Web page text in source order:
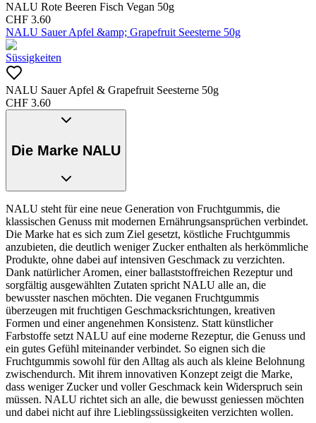
NALU Rote Beeren Fisch Vegan 50g
CHF 3.60
NALU Sauer Apfel &amp; Grapefruit Seesterne 50g
Süssigkeiten
NALU Sauer Apfel & Grapefruit Seesterne 50g
CHF 3.60
Die Marke NALU
NALU steht für eine neue Generation von Fruchtgummis, die
klassischen Genuss mit modernen Ernährungsansprüchen verbindet.
Die Marke hat es sich zum Ziel gesetzt, köstliche Fruchtgummis
anzubieten, die deutlich weniger Zucker enthalten als herkömmliche
Produkte, ohne dabei auf intensiven Geschmack zu verzichten.
Dank natürlicher Aromen, einer ballaststoffreichen Rezeptur und
sorgfältig ausgewählten Zutaten spricht NALU alle an, die
bewusster naschen möchten. Die veganen Fruchtgummis
überzeugen mit fruchtigen Geschmacksrichtungen, kreativen
Formen und einer angenehmen Konsistenz. Statt künstlicher
Farbstoffe setzt NALU auf eine moderne Rezeptur, die Genuss und
ein gutes Gefühl miteinander verbindet. So eignen sich die
Fruchtgummis sowohl für den Alltag als auch als kleine Belohnung
zwischendurch. Mit ihrem innovativen Konzept zeigt die Marke,
dass weniger Zucker und voller Geschmack kein Widerspruch sein
müssen. NALU richtet sich an alle, die bewusst geniessen möchten
und dabei nicht auf ihre Lieblingssüssigkeiten verzichten wollen.